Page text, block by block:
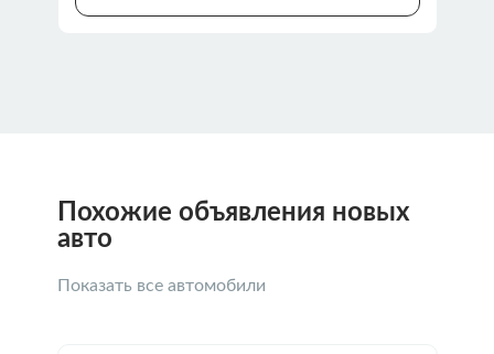
Похожие объявления новых
авто
Показать все автомобили